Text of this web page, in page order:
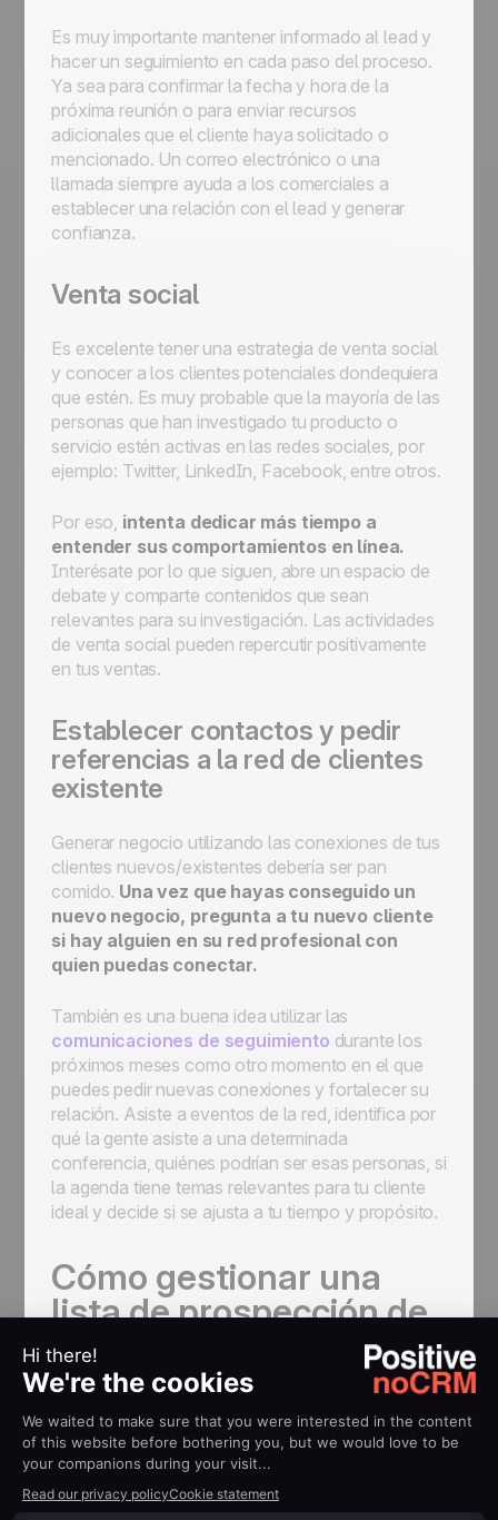
Es muy importante mantener informado al lead y
hacer un seguimiento en cada paso del proceso.
Ya sea para confirmar la fecha y hora de la
próxima reunión o para enviar recursos
adicionales que el cliente haya solicitado o
mencionado. Un correo electrónico o una
llamada siempre ayuda a los comerciales a
establecer una relación con el lead y generar
confianza.
Venta social
Es excelente tener una estrategia de venta social
y conocer a los clientes potenciales dondequiera
que estén. Es muy probable que la mayoría de las
personas que han investigado tu producto o
servicio estén activas en las redes sociales, por
ejemplo: Twitter, LinkedIn, Facebook, entre otros.
Por eso, intenta dedicar más tiempo a
entender sus comportamientos en línea.
Interésate por lo que siguen, abre un espacio de
debate y comparte contenidos que sean
relevantes para su investigación. Las actividades
de venta social pueden repercutir positivamente
en tus ventas.
Establecer contactos y pedir
referencias a la red de clientes
existente
Generar negocio utilizando las conexiones de tus
clientes nuevos/existentes debería ser pan
comido. Una vez que hayas conseguido un
nuevo negocio, pregunta a tu nuevo cliente
si hay alguien en su red profesional con
quien puedas conectar.
También es una buena idea utilizar las
comunicaciones de seguimiento durante los
próximos meses como otro momento en el que
puedes pedir nuevas conexiones y fortalecer su
relación. Asiste a eventos de la red, identifica por
qué la gente asiste a una determinada
conferencia, quiénes podrían ser esas personas, si
la agenda tiene temas relevantes para tu cliente
ideal y decide si se ajusta a tu tiempo y propósito.
Cómo gestionar una
lista de prospección de
ventas
Una lista de prospección
debe proporcionar a
los comerciales toda la información básica sobre
la empresa y los contactos que necesitarán para
planificar sus actividades de prospección.